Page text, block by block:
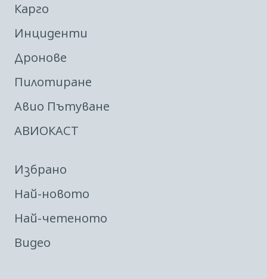
Карго
Инциденти
Дронове
Пилотиране
Авио Пътуване
АВИОКАСТ
Избрано
Най-новото
Най-четеното
Видео